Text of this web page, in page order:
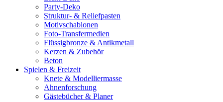
Party-Deko
Struktur- & Reliefpasten
Motivschablonen
Foto-Transfermedien
Flüssigbronze & Antikmetall
Kerzen & Zubehör
Beton
Spielen & Freizeit
Knete & Modelliermasse
Ahnenforschung
Gästebücher & Planer